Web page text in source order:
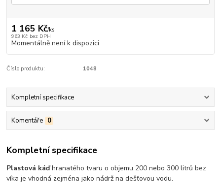
1 165 Kč/ks
963 Kč bez DPH
Momentálně není k dispozici
Číslo produktu: 1048
Kompletní specifikace
Komentáře 0
Kompletní specifikace
Plastová káďhranatého tvaru o objemu 200 nebo 300 litrů bez
víka je vhodná zejména jako nádrž na dešťovou vodu.